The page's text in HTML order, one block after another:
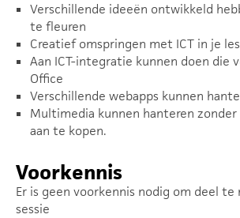
Verschillende ideeën ontwikkeld
te fleuren
Creatief omspringen met ICT in je les
Aan ICT-integratie kunnen doen die
Office
Verschillende webapps kunnen
Multimedia kunnen hanteren zonder
aan te kopen.
Voorkennis
Er is geen voorkennis nodig om deel te
sessie